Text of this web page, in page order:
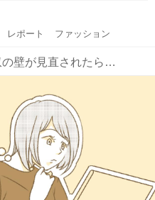
レポート ファッション
「年収の壁が見直されたら、もっと働きたい」と考えているママはどのくらい？